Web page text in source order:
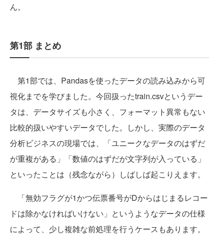
ん。
第1部 まとめ
第1部では、Pandasを使ったデータの読み込みから可
視化までを学びました。今回扱ったtrain.csvというデー
タは、データサイズも小さく、フォーマット異常もない
比較的扱いやすいデータでした。しかし、実際のデータ
分析ビジネスの現場では、「ユニークなデータのはずだ
が重複がある」「数値のはずだが文字列が入っている」
といったことは（残念ながら）しばしば起こりえます。
「無効フラグが1かつ伝票番号がDからはじまるレコー
ドは除かなければいけない」というようなデータの仕様
によって、少し複雑な前処理を行うケースもあります。